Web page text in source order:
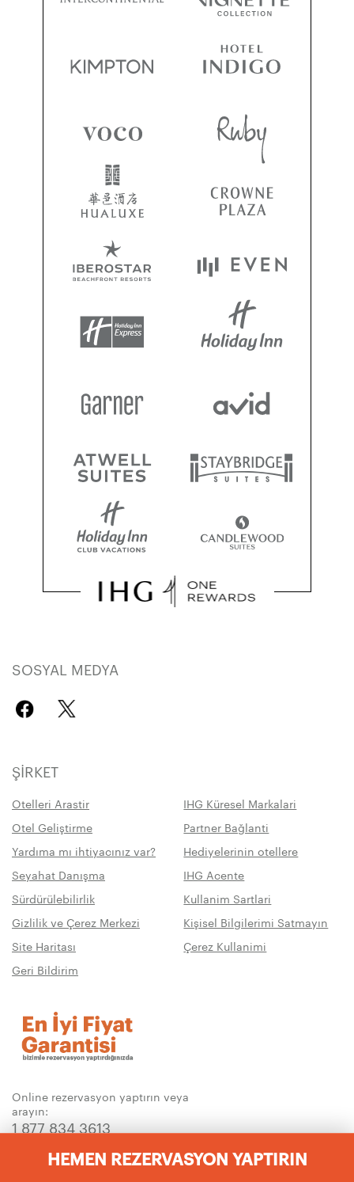
HEMEN REZERVASYON YAPTIRIN
SOSYAL MEDYA
ŞIRKET
Otelleri Arastir
IHG Küresel Markalari
Otel Geliştirme
Partner Bağlanti
Yardıma mı ihtiyacınız var?
Hediyelerinin otellere
Seyahat Danışma
IHG Acente
Sürdürülebilirlik
Kullanim Sartlari
Gizlilik ve Çerez Merkezi
Kişisel Bilgilerimi Satmayın
Site Haritası
Çerez Kullanimi
Geri Bildirim
Online rezervasyon yaptırın veya
arayın:
1 877 834 3613